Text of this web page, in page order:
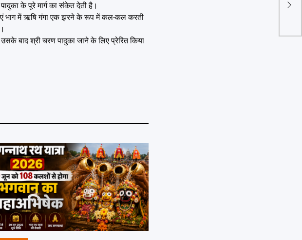
के पूरे मार्ग का संकेत देती है।
भाग में ऋषि गंगा एक झरने के रूप में कल-कल करती
बाद श्री चरण पादुका जाने के लिए प्रेरित किया